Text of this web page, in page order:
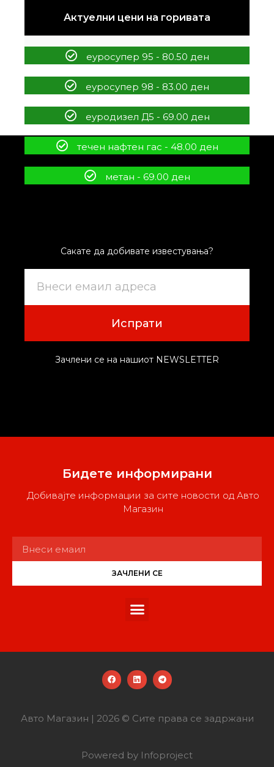
Актуелни цени на горивата
еуросупер 95 - 80.50 ден
еуросупер 98 - 83.00 ден
еуродизел Д5 - 69.00 ден
течен нафтен гас - 48.00 ден
метан - 69.00 ден
Сакате да добивате известувања?
Испрати
Зачлени се на нашиот NEWSLETTER
Бидете информирани
Добивајте информации за сите новости од Авто
Магазин
ЗАЧЛЕНИ СЕ
Авто Магазин | 2026 © Сите права се задржани
Powered by Infoproject